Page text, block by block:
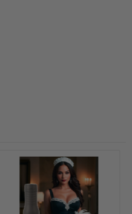
Mehr erfahren